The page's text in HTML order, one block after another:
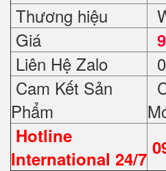
Thương hiệu
Giá
Liên Hệ Zalo
Cam Kết Sản
Phẩm
Hotline
International 24/7